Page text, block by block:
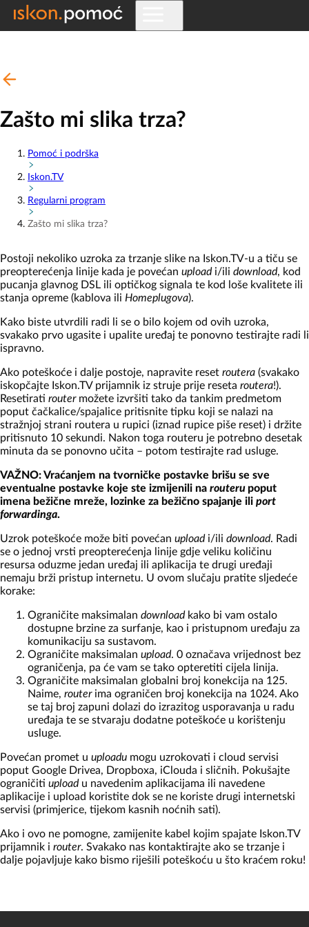
Zašto mi slika trza?
Pomoć i podrška
Iskon.TV
Regularni program
Zašto mi slika trza?
Postoji nekoliko uzroka za trzanje slike na Iskon.TV-u a tiču se
preopterećenja linije kada je povećan upload i/ili download, kod
pucanja glavnog DSL ili optičkog signala te kod loše kvalitete ili
stanja opreme (kablova ili Homeplugova).
Kako biste utvrdili radi li se o bilo kojem od ovih uzroka,
svakako prvo ugasite i upalite uređaj te ponovno testirajte radi li
ispravno.
Ako poteškoće i dalje postoje, napravite reset routera (svakako
iskopčajte Iskon.TV prijamnik iz struje prije reseta routera!).
Resetirati router možete izvršiti tako da tankim predmetom
poput čačkalice/spajalice pritisnite tipku koji se nalazi na
stražnjoj strani routera u rupici (iznad rupice piše reset) i držite
pritisnuto 10 sekundi. Nakon toga routeru je potrebno desetak
minuta da se ponovno učita – potom testirajte rad usluge.
VAŽNO: Vraćanjem na tvorničke postavke brišu se sve
eventualne postavke koje ste izmijenili na routeru poput
imena bežične mreže, lozinke za bežično spajanje ili port
forwardinga.
Uzrok poteškoće može biti povećan upload i/ili download. Radi
se o jednoj vrsti preopterećenja linije gdje veliku količinu
resursa oduzme jedan uređaj ili aplikacija te drugi uređaji
nemaju brži pristup internetu. U ovom slučaju pratite sljedeće
korake:
Ograničite maksimalan download kako bi vam ostalo
dostupne brzine za surfanje, kao i pristupnom uređaju za
komunikaciju sa sustavom.
Ograničite maksimalan upload. 0 označava vrijednost bez
ograničenja, pa će vam se tako opteretiti cijela linija.
Ograničite maksimalan globalni broj konekcija na 125.
Naime, router ima ograničen broj konekcija na 1024. Ako
se taj broj zapuni dolazi do izrazitog usporavanja u radu
uređaja te se stvaraju dodatne poteškoće u korištenju
usluge.
Povećan promet u uploadu mogu uzrokovati i cloud servisi
poput Google Drivea, Dropboxa, iClouda i sličnih. Pokušajte
ograničiti upload u navedenim aplikacijama ili navedene
aplikacije i upload koristite dok se ne koriste drugi internetski
servisi (primjerice, tijekom kasnih noćnih sati).
Ako i ovo ne pomogne, zamijenite kabel kojim spajate Iskon.TV
prijamnik i router. Svakako nas kontaktirajte ako se trzanje i
dalje pojavljuje kako bismo riješili poteškoću u što kraćem roku!